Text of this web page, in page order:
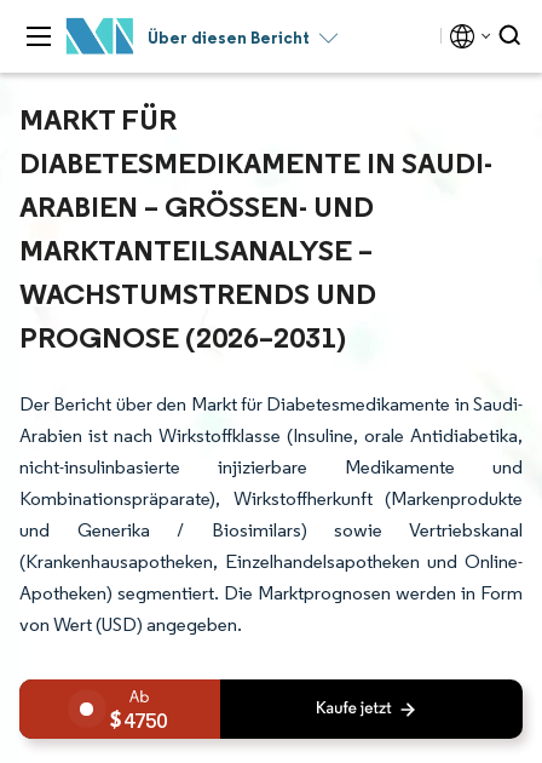
Über diesen Bericht
MARKT FÜR
DIABETESMEDIKAMENTE IN SAUDI-
ARABIEN – GRÖSSEN- UND M
ARKTANTEILSANALYSE – W
ACHSTUMSTRENDS UND P
ROGNOSE (2026–2031)
Der Bericht über den Markt für Diabetesmedikamente in Saudi-
Arabien ist nach Wirkstoffklasse (Insuline, orale Antidiabetika,
nicht-insulinbasierte injizierbare Medikamente und
Kombinationspräparate), Wirkstoffherkunft (Markenprodukte
und Generika / Biosimilars) sowie Vertriebskanal
(Krankenhausapotheken, Einzelhandelsapotheken und Online-
Apotheken) segmentiert. Die Marktprognosen werden in Form
von Wert (USD) angegeben.
4750